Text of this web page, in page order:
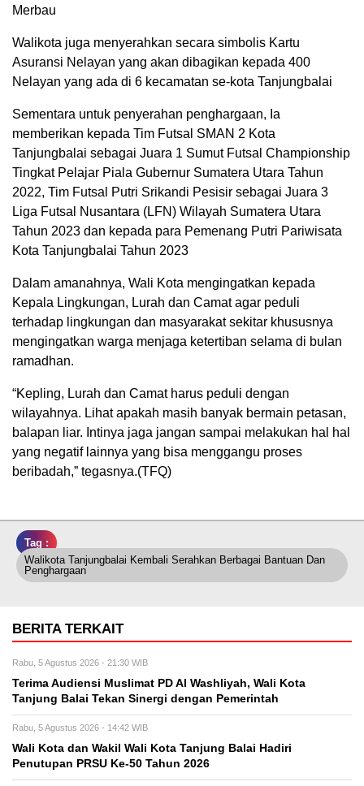
Merbau
Walikota juga menyerahkan secara simbolis Kartu
Asuransi Nelayan yang akan dibagikan kepada 400
Nelayan yang ada di 6 kecamatan se-kota Tanjungbalai
Sementara untuk penyerahan penghargaan, Ia
memberikan kepada Tim Futsal SMAN 2 Kota
Tanjungbalai sebagai Juara 1 Sumut Futsal Championship
Tingkat Pelajar Piala Gubernur Sumatera Utara Tahun
2022, Tim Futsal Putri Srikandi Pesisir sebagai Juara 3
Liga Futsal Nusantara (LFN) Wilayah Sumatera Utara
Tahun 2023 dan kepada para Pemenang Putri Pariwisata
Kota Tanjungbalai Tahun 2023
Dalam amanahnya, Wali Kota mengingatkan kepada
Kepala Lingkungan, Lurah dan Camat agar peduli
terhadap lingkungan dan masyarakat sekitar khususnya
mengingatkan warga menjaga ketertiban selama di bulan
ramadhan.
“Kepling, Lurah dan Camat harus peduli dengan
wilayahnya. Lihat apakah masih banyak bermain petasan,
balapan liar. Intinya jaga jangan sampai melakukan hal hal
yang negatif lainnya yang bisa menggangu proses
beribadah,” tegasnya.(TFQ)
Tag :
Walikota Tanjungbalai Kembali Serahkan Berbagai Bantuan Dan
Penghargaan
BERITA TERKAIT
Rabu, 5 Agustus 2026 - 21:30 WIB
Terima Audiensi Muslimat PD Al Washliyah, Wali Kota
Tanjung Balai Tekan Sinergi dengan Pemerintah
Rabu, 5 Agustus 2026 - 14:42 WIB
Wali Kota dan Wakil Wali Kota Tanjung Balai Hadiri
Penutupan PRSU Ke-50 Tahun 2026